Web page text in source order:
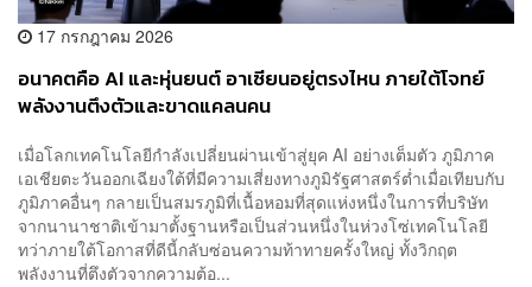
17 กรกฎาคม 2026
อนาคตคือ AI และหุ่นยนต์ อาเซียนอยู่ตรงไหน ภายใต้โจทย์
พลังงานตึงตัวและขาดแคลนคน
เมื่อโลกเทคโนโลยีกำลังเปลี่ยนผ่านเข้าสู่ยุค AI อย่างเต็มตัว ภูมิภาค
เอเชียตะวันออกเฉียงใต้ที่มีความเสี่ยงทางภูมิรัฐศาสตร์ต่ำเมื่อเทียบกับ
ภูมิภาคอื่นๆ กลายเป็นสมรภูมิที่เนื้อหอมที่สุดแห่งหนึ่งในการที่บริษัท
จากนานาชาติเข้ามาตั้งฐานหรือเป็นส่วนหนึ่งในห่วงโซ่เทคโนโลยี
ทว่าภายใต้โอกาสที่ดีนี้กลับซ่อนความท้าทายครั้งใหญ่ ทั้งวิกฤต
พลังงานที่ตึงตัวจากความต้อ...